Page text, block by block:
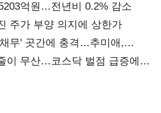
억원…전년비 0.2% 감소
주가 부양 의지에 상한가
무' 곳간에 충격…추미애,
승부수
이 무산…코스닥 벌점 급증에